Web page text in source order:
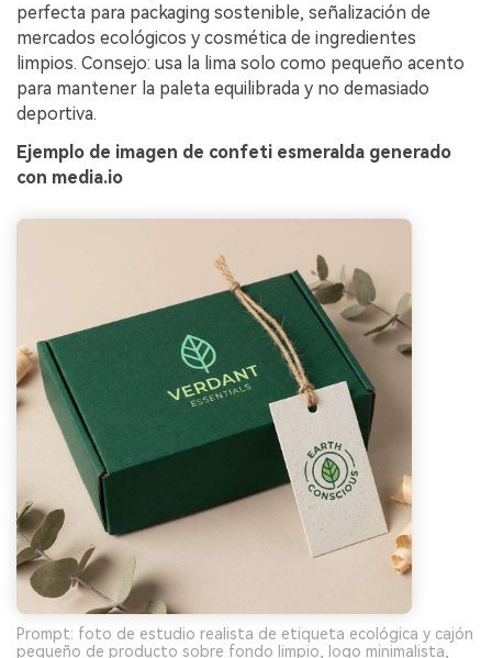
perfecta para packaging sostenible, señalización de
mercados ecológicos y cosmética de ingredientes
limpios. Consejo: usa la lima solo como pequeño acento
para mantener la paleta equilibrada y no demasiado
deportiva.
Ejemplo de imagen de confeti esmeralda generado
con media.io
Prompt: foto de estudio realista de etiqueta ecológica y cajón
pequeño de producto sobre fondo limpio, logo minimalista,